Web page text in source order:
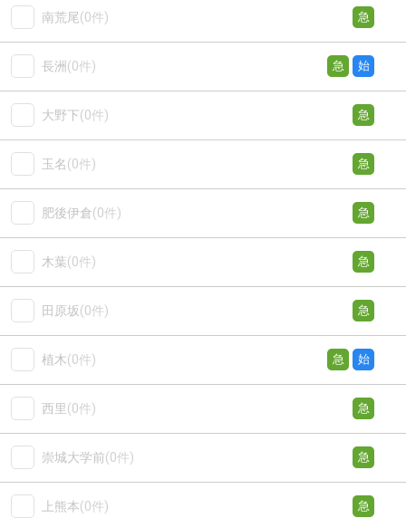
南荒尾(0件) 急
長洲 (0件) 急 始
大野下(0件) 急
玉名(0件) 急
肥後伊倉(0件) 急
木葉(0件) 急
田原坂(0件) 急
植木(0件) 急 始
西里(0件) 急
崇城大学前(0件) 急
上熊本(0件) 急